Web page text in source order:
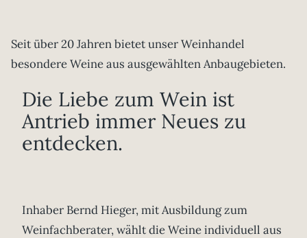
Seit über 20 Jahren bietet unser Weinhandel
besondere Weine aus ausgewählten Anbaugebieten.
Die Liebe zum Wein ist
Antrieb immer Neues zu
entdecken.
Inhaber Bernd Hieger, mit Ausbildung zum
Weinfachberater, wählt die Weine individuell aus